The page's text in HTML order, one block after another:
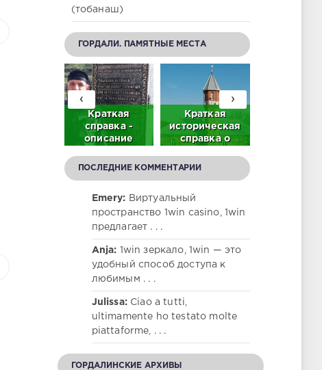
(тобанаш)
ГОРДАЛИ. ПАМЯТНЫЕ МЕСТА
братьев
Краткая
справка -
описание
тысячелетней
Краткая
историческая
справка о
мечети в с.
›
‹
ПОСЛЕДНИЕ КОММЕНТАРИИ
Emery: Виртуальный
пространство 1win casino, 1win
предлагает . . .
Anja: 1win зеркало, 1win — это
удобный способ доступа к
любимым . . .
Julissa: Ciao a tutti,
ultimamente ho testato molte
piattaforme, . . .
ГОРДАЛИНСКИЕ АРХИВЫ